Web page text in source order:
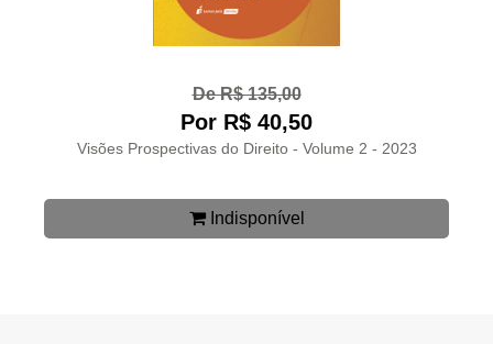
De R$ 135,00
Por R$ 40,50
Visões Prospectivas do Direito - Volume 2 - 2023
Indisponível